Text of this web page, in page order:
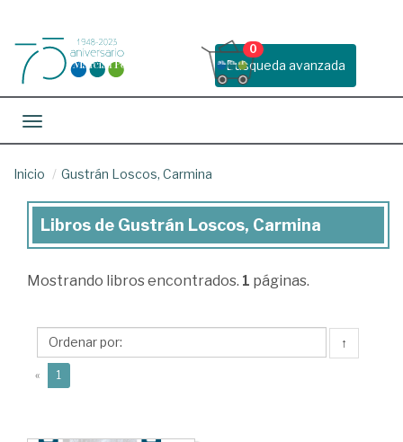
Busqueda avanzada
0
Toggle navigation
Inicio Gustrán Loscos, Carmina
Libros
Gustrán
Carmina
Libros de Gustrán Loscos, Carmina
Mostrando libros encontrados. 1 páginas.
↑
« 1